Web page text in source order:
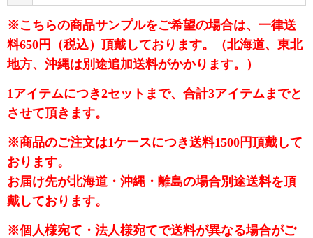
※こちらの商品サンプルをご希望の場合は、一律送
料650円（税込）頂戴しております。（北海道、東北
地方、沖縄は別途追加送料がかかります。）
1アイテムにつき2セットまで、合計3アイテムまでと
させて頂きます。
※商品のご注文は1ケースにつき送料1500円頂戴して
おります。
お届け先が北海道・沖縄・離島の場合別途送料を頂
戴しております。
※個人様宛て・法人様宛てで送料が異なる場合がご